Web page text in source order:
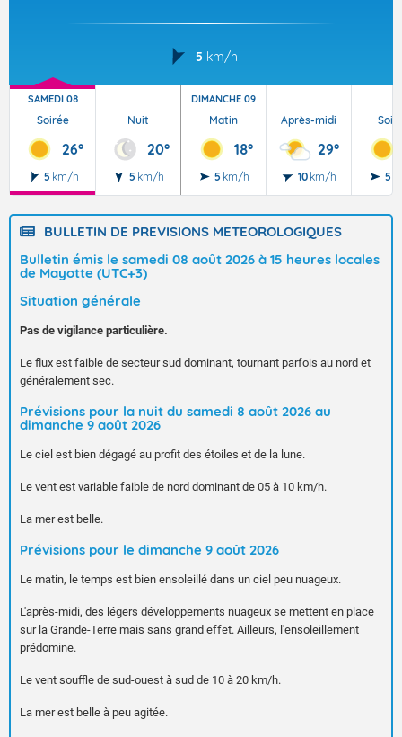
5 km/h
SAMEDI 08
Soirée
26°
5 km/h
Nuit
20°
5 km/h
DIMANCHE 09
Matin
18°
5 km/h
Après-midi
29°
10 km/h 5
BULLETIN DE PREVISIONS METEOROLOGIQUES
Bulletin émis le samedi 08 août 2026 à 15 heures locales
de Mayotte (UTC+3)
Situation générale
Pas de vigilance particulière.
Le flux est faible de secteur sud dominant, tournant parfois au nord et
généralement sec.
Prévisions pour la nuit du samedi 8 août 2026 au
dimanche 9 août 2026
Le ciel est bien dégagé au profit des étoiles et de la lune.
Le vent est variable faible de nord dominant de 05 à 10 km/h.
La mer est belle.
Prévisions pour le dimanche 9 août 2026
Le matin, le temps est bien ensoleillé dans un ciel peu nuageux.
L'après-midi, des légers développements nuageux se mettent en place
sur la Grande-Terre mais sans grand effet. Ailleurs, l'ensoleillement
prédomine.
Le vent souffle de sud-ouest à sud de 10 à 20 km/h.
La mer est belle à peu agitée.